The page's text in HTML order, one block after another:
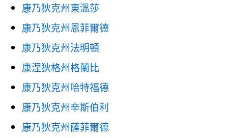
康乃狄克州東溫莎
康乃狄克州恩菲爾德
康乃狄克州法明頓
康涅狄格州格蘭比
康乃狄克州哈特福德
康乃狄克州辛斯伯利
康乃狄克州薩菲爾德